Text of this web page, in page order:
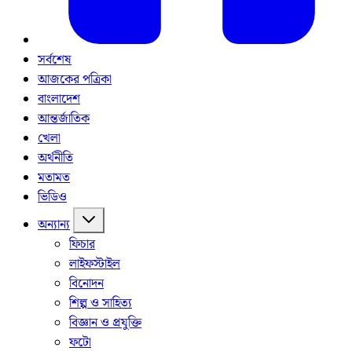
সর্বশেষ
আজকের পত্রিকা
বাংলাদেশ
আন্তর্জাতিক
খেলা
অর্থনীতি
মতামত
ভিডিও
অন্যান্য
ফিচার
লাইফস্টাইল
বিনোদন
শিল্প ও সাহিত্য
বিজ্ঞান ও প্রযুক্তি
ফটো